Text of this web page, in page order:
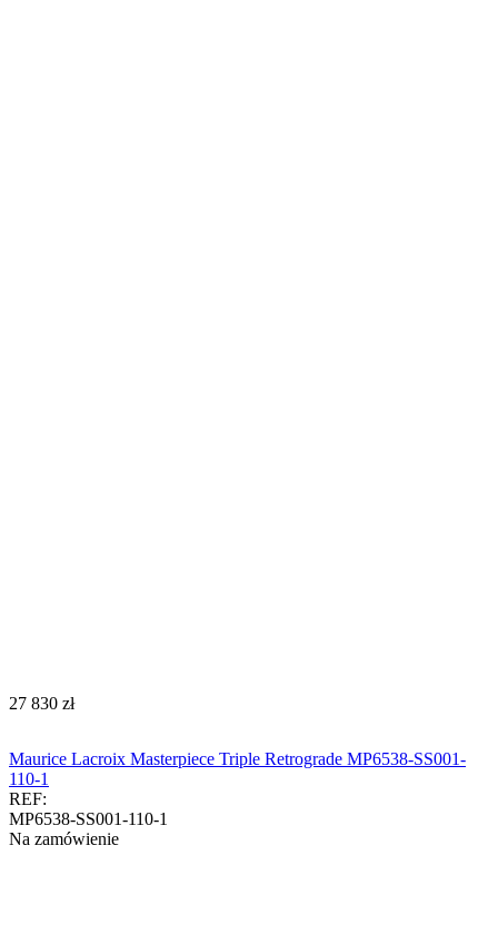
‍27 830‍ zł
Maurice Lacroix Masterpiece Triple Retrograde MP6538-SS001-
110-1
REF:
MP6538-SS001-110-1
Na zamówienie